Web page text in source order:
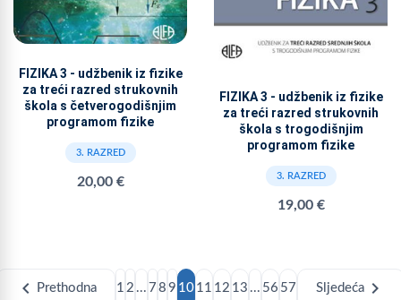
FIZIKA 3 - udžbenik iz fizike
za treći razred strukovnih
škola s četverogodišnjim
programom fizike
3. RAZRED
20,00 €
FIZIKA 3 - udžbenik iz fizike
za treći razred strukovnih
škola s trogodišnjim
programom fizike
3. RAZRED
19,00 €
chevron_left Prethodna 1 2 ... 7 8 9 10 11 12 13 ... 56 57 Sljedeća chevron_right